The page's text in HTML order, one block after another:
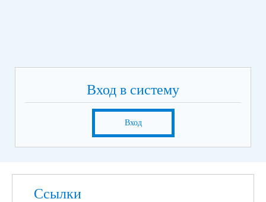
Вход в систему
Вход
Ссылки